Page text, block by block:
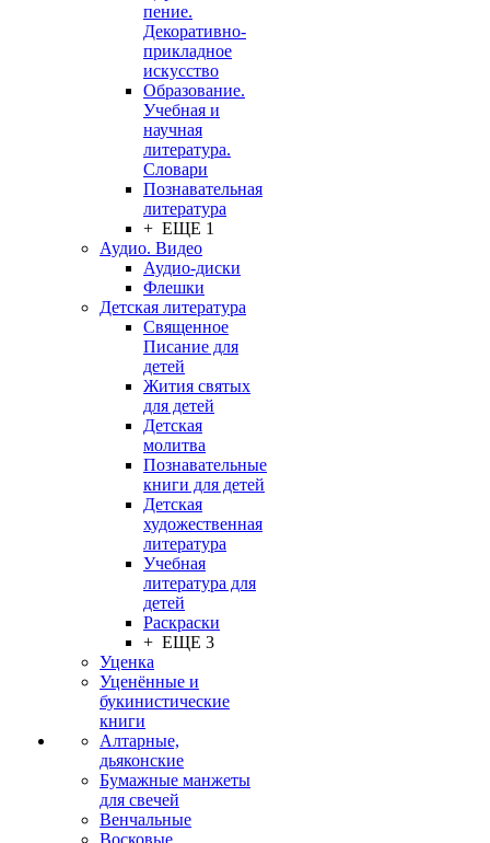
пение.
Декоративно-
прикладное
искусство
Образование.
Учебная и
научная
литература.
Словари
Познавательная
литература
+ ЕЩЕ 1
Аудио. Видео
Аудио-диски
Флешки
Детская литература
Священное
Писание для
детей
Жития святых
для детей
Детская
молитва
Познавательные
книги для детей
Детская
художественная
литература
Учебная
литература для
детей
Раскраски
+ ЕЩЕ 3
Уценка
Уценённые и
букинистические
книги
Алтарные,
дьяконские
Бумажные манжеты
для свечей
Венчальные
Восковые